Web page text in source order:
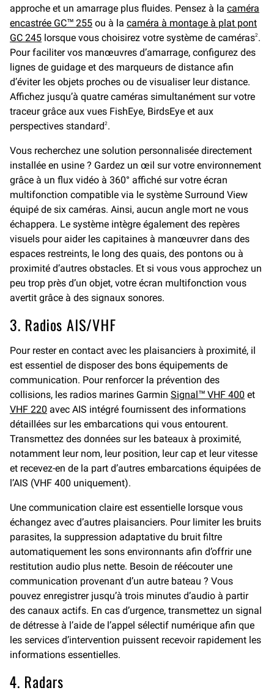
approche et un amarrage plus fluides. Pensez à la caméra
encastrée GC™ 255 ou à la caméra à montage à plat pont
GC 245 lorsque vous choisirez votre système de caméras2.
Pour faciliter vos manœuvres d’amarrage, configurez des
lignes de guidage et des marqueurs de distance afin
d’éviter les objets proches ou de visualiser leur distance.
Affichez jusqu’à quatre caméras simultanément sur votre
traceur grâce aux vues FishEye, BirdsEye et aux
perspectives standard2.
Vous recherchez une solution personnalisée directement
installée en usine ? Gardez un œil sur votre environnement
grâce à un flux vidéo à 360° affiché sur votre écran
multifonction compatible via le système Surround View
équipé de six caméras. Ainsi, aucun angle mort ne vous
échappera. Le système intègre également des repères
visuels pour aider les capitaines à manœuvrer dans des
espaces restreints, le long des quais, des pontons ou à
proximité d’autres obstacles. Et si vous vous approchez un
peu trop près d’un objet, votre écran multifonction vous
avertit grâce à des signaux sonores.
3. Radios AIS/VHF
Pour rester en contact avec les plaisanciers à proximité, il
est essentiel de disposer des bons équipements de
communication. Pour renforcer la prévention des
collisions, les radios marines Garmin Signal™ VHF 400 et
VHF 220 avec AIS intégré fournissent des informations
détaillées sur les embarcations qui vous entourent.
Transmettez des données sur les bateaux à proximité,
notamment leur nom, leur position, leur cap et leur vitesse
et recevez-en de la part d’autres embarcations équipées de
l’AIS (VHF 400 uniquement).
Une communication claire est essentielle lorsque vous
échangez avec d’autres plaisanciers. Pour limiter les bruits
parasites, la suppression adaptative du bruit filtre
automatiquement les sons environnants afin d’offrir une
restitution audio plus nette. Besoin de réécouter une
communication provenant d’un autre bateau ? Vous
pouvez enregistrer jusqu’à trois minutes d’audio à partir
des canaux actifs. En cas d’urgence, transmettez un signal
de détresse à l’aide de l’appel sélectif numérique afin que
les services d’intervention puissent recevoir rapidement les
informations essentielles.
4. Radars